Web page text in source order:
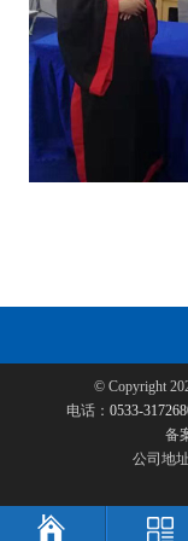
© Copyright
电话： 0533-
备
公司地